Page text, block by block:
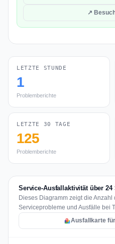
↗
LETZTE STUNDE
1
Problemberichte
LETZTE 30 TAGE
125
Problemberichte
Service-Ausfallaktivität über 24
Dieses Diagramm zeigt die
Serviceprobleme und Ausfälle bei
Ausfallkarte